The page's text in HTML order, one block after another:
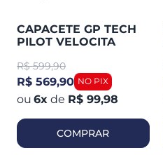
CAPACETE GP TECH
PILOT VELOCITA
R$ 599,90
R$ 569,90
6x de R$ 99,98
COMPRAR